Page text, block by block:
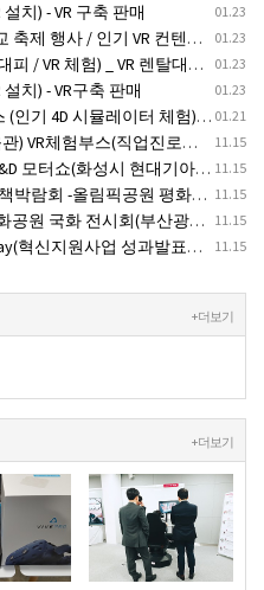
01.23
치) - VR 구축 판매
01.23
기 VR 컨텐츠 ) - VR렌탈대여 행사
01.23
체험) _ VR 렌탈대여행사
01.23
치) - VR구축 판매
01.21
4D 시뮬레이터 체험)- VR렌탈
11.15
로체험 / 인기VR체험)-VR렌탈대여행사
11.15
소(현대기아차 VR레이싱 시뮬레이터 행사렌탈체험부스)
11.15
지진대피,VR수화기안전체험,VR인기컨텐츠)VR렌탈대여체험부스
11.15
남구) VR체험존운영(VR렌탈대여행사체험부스)
11.15
이터-릴렉스워킹 여행지&관광지 및 인기컨텐츠 VR체험부스)
+ 더보기
+ 더보기